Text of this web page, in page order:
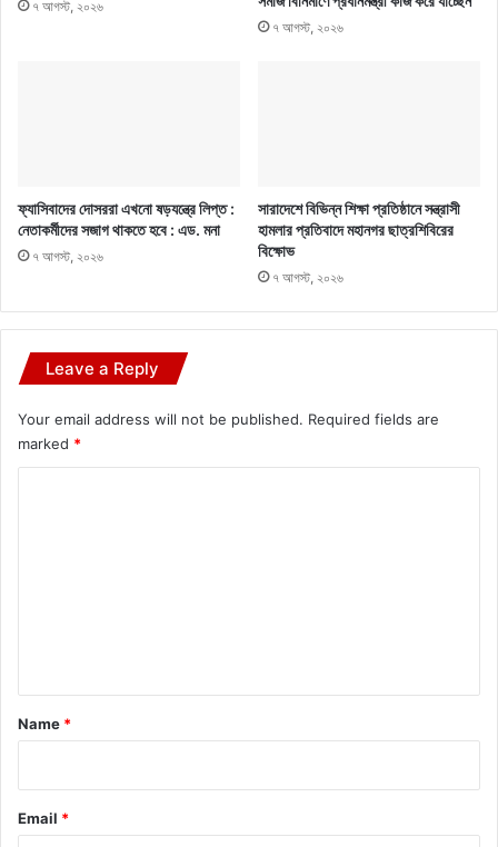
৭ আগস্ট, ২০২৬
৭ আগস্ট, ২০২৬
ফ্যাসিবাদের দোসররা এখনো ষড়যন্ত্রে লিপ্ত :
নেতাকর্মীদের সজাগ থাকতে হবে : এড. মনা
৭ আগস্ট, ২০২৬
সারাদেশে বিভিন্ন শিক্ষা প্রতিষ্ঠানে সন্ত্রাসী
হামলার প্রতিবাদে মহানগর ছাত্রশিবিরের
বিক্ষোভ
৭ আগস্ট, ২০২৬
Leave a Reply
Your email address will not be published. Required fields are
marked *
*
Name *
Email *